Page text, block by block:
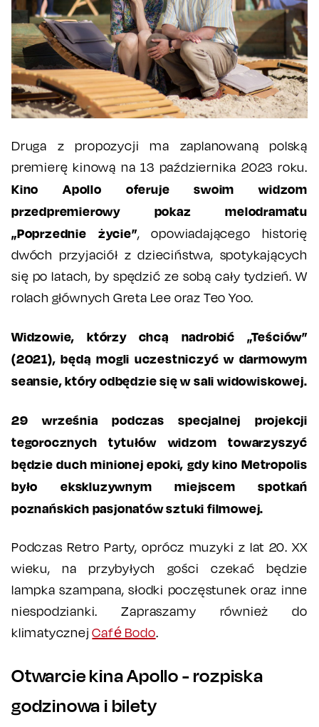
Druga z propozycji ma zaplanowaną polską
premierę kinową na 13 października 2023 roku.
Kino Apollo oferuje swoim widzom
przedpremierowy pokaz melodramatu
„Poprzednie życie”, opowiadającego historię
dwóch przyjaciół z dzieciństwa, spotykających
się po latach, by spędzić ze sobą cały tydzień. W
rolach głównych Greta Lee oraz Teo Yoo.
Widzowie, którzy chcą nadrobić „Teściów”
(2021), będą mogli uczestniczyć w darmowym
seansie, który odbędzie się w sali widowiskowej.
29 września podczas specjalnej projekcji
tegorocznych tytułów widzom towarzyszyć
będzie duch minionej epoki, gdy kino Metropolis
było ekskluzywnym miejscem spotkań
poznańskich pasjonatów sztuki filmowej.
Podczas Retro Party, oprócz muzyki z lat 20. XX
wieku, na przybyłych gości czekać będzie
lampka szampana, słodki poczęstunek oraz inne
niespodzianki. Zapraszamy również do
klimatycznejCafé Bodo.
Otwarcie kina Apollo - rozpiska
godzinowa i bilety